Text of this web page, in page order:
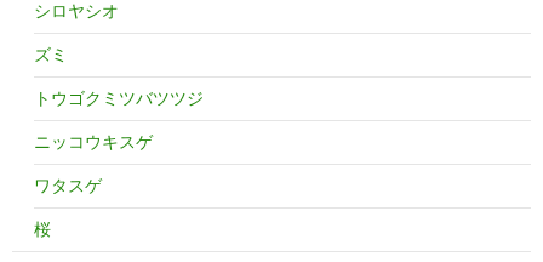
シロヤシオ
ズミ
トウゴクミツバツツジ
ニッコウキスゲ
ワタスゲ
桜